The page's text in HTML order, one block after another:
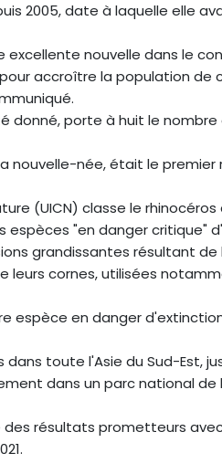
2005, date à laquelle elle
excellente nouvelle dans le
accroître la population de
donné, porte à huit le
nouvelle-née, était le premier
(UICN) classe le rhinocéros
"en danger critique"
grandissantes résultant
cornes, utilisées
espèce en danger
toute l'Asie du Sud-Est,
dans un parc national
résultats prometteurs